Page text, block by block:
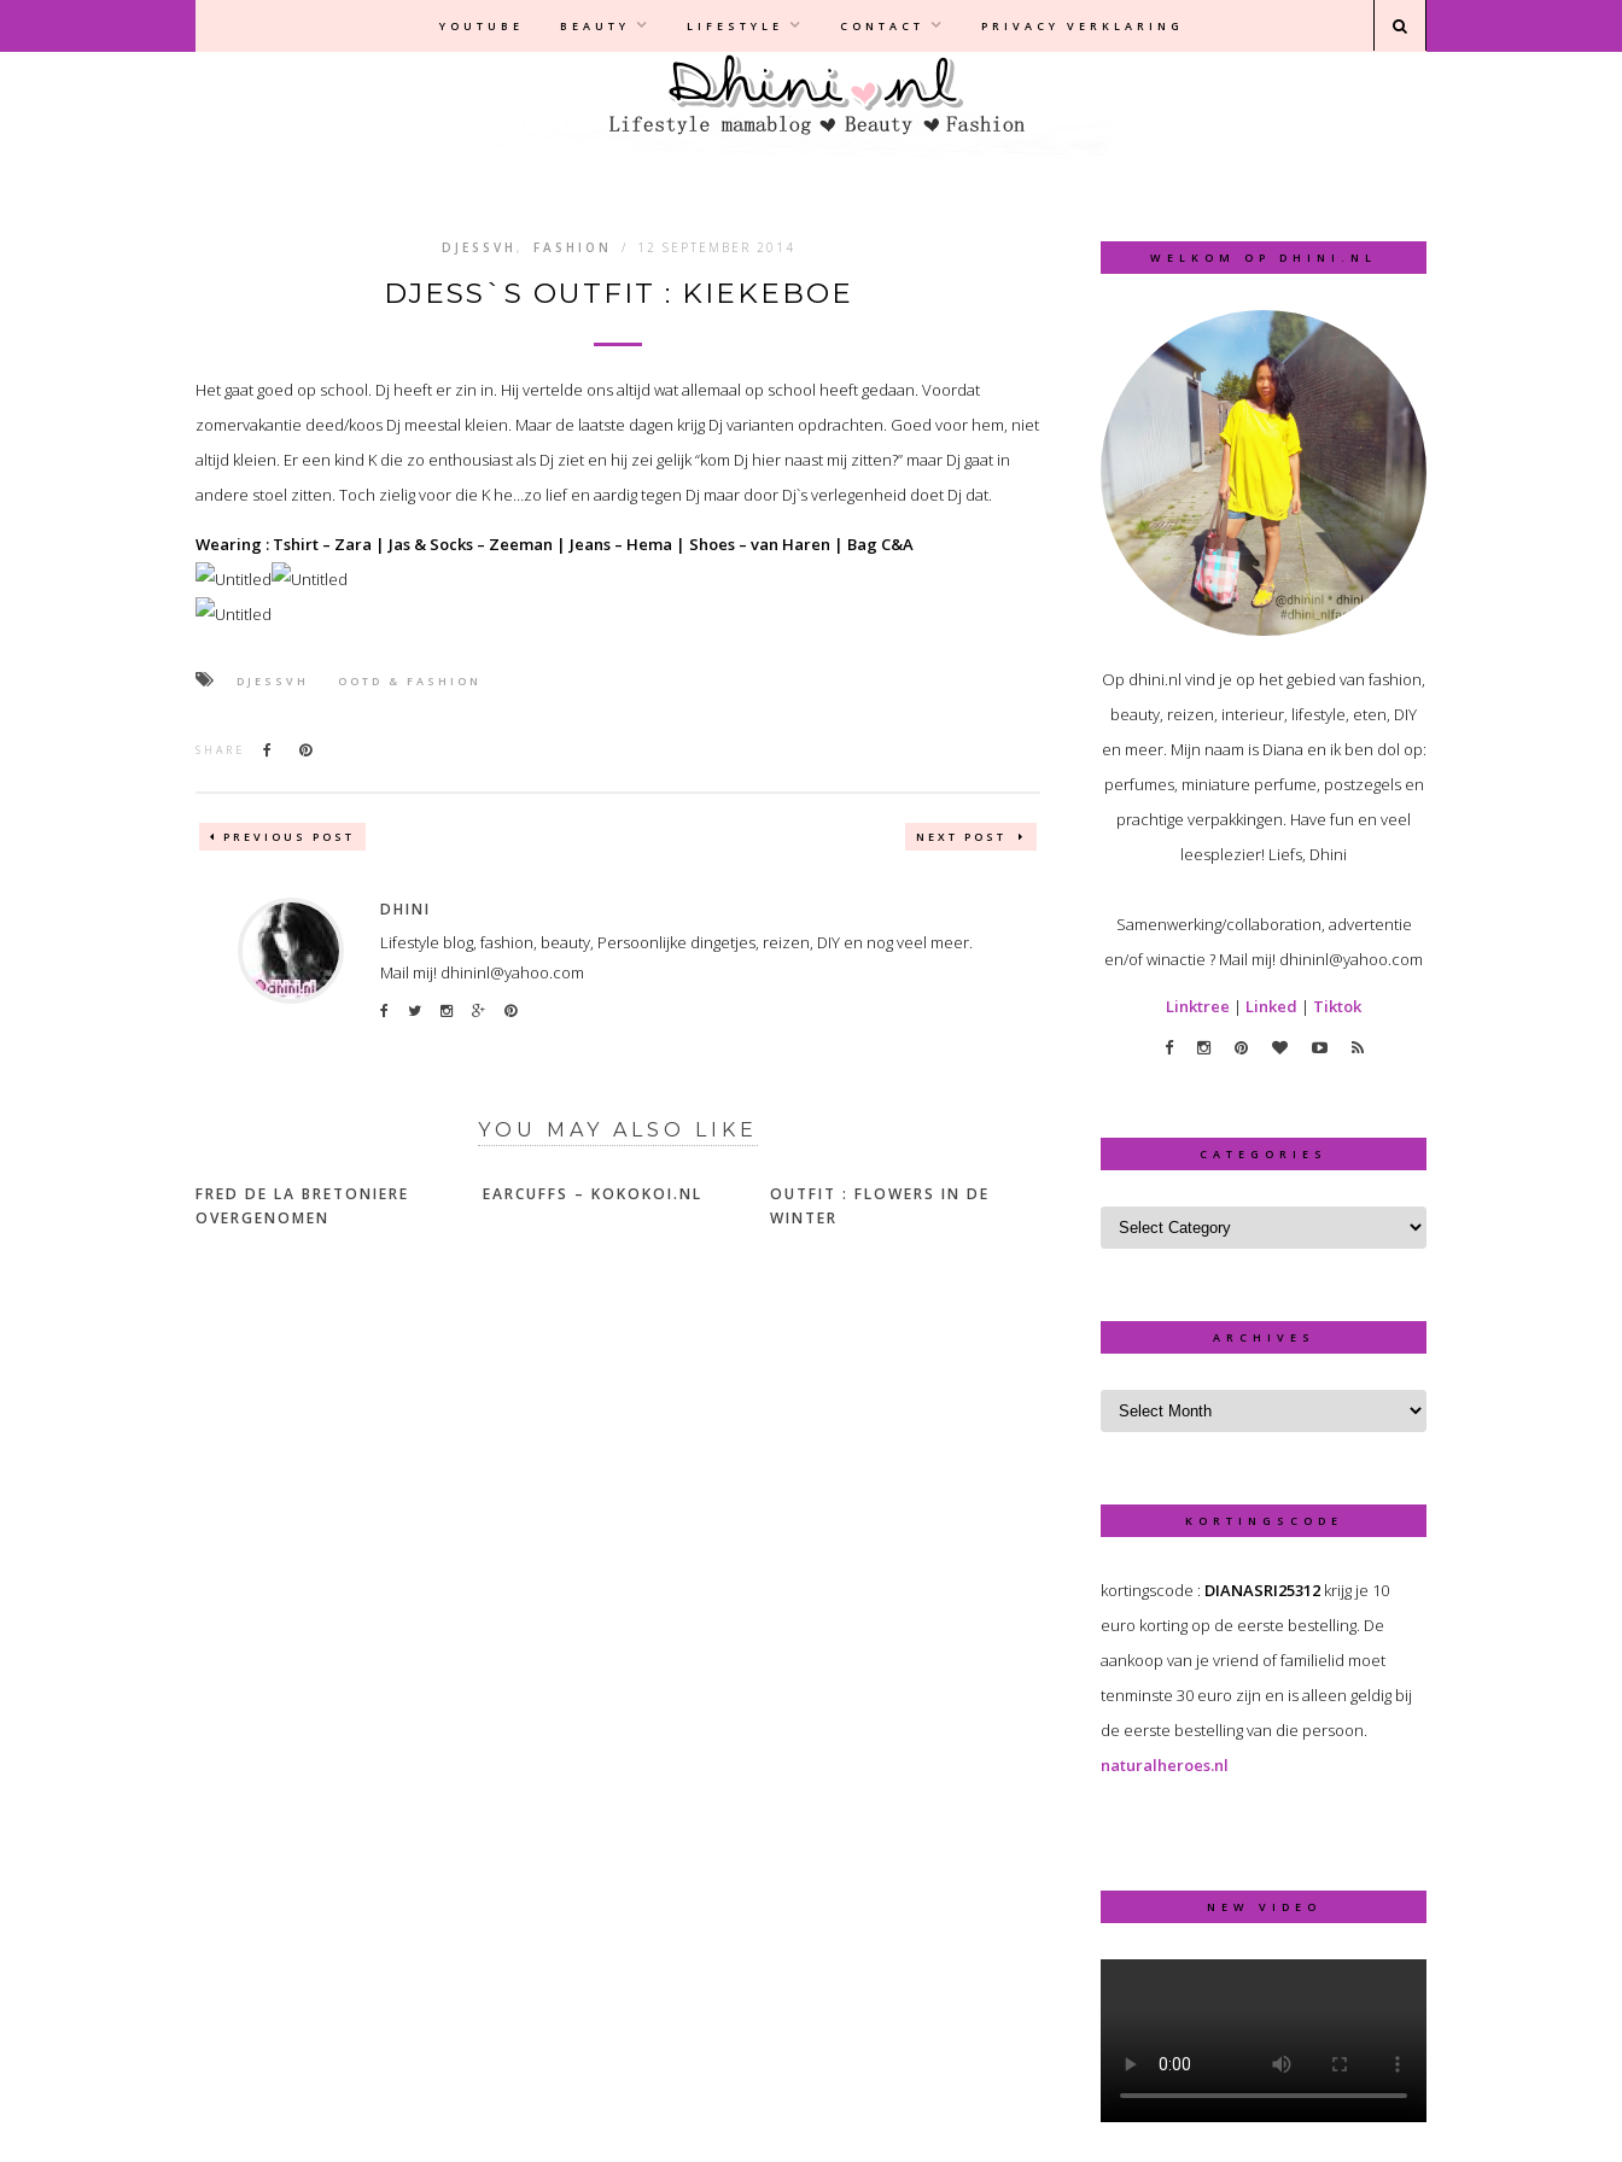
YOUTUBE BEAUTY LIFESTYLE CONTACT PRIVACY VERKLARING
Privacyverklaring |Disclaimer
DJESSVH , FASHION / 12 SEPTEMBER 2014
DJESS`S OUTFIT : KIEKEBOE
Het gaat goed op school. Dj heeft er zin in. Hij vertelde ons altijd wat allemaal op school heeft gedaan. Voordat
zomervakantie deed/koos Dj meestal kleien. Maar de laatste dagen krijg Dj varianten opdrachten. Goed voor hem, niet
altijd kleien. Er een kind K die zo enthousiast als Dj ziet en hij zei gelijk “kom Dj hier naast mij zitten?” maar Dj gaat in
andere stoel zitten. Toch zielig voor die K he…zo lief en aardig tegen Dj maar door Dj`s verlegenheid doet Dj dat.
Wearing : Tshirt – Zara | Jas & Socks – Zeeman | Jeans – Hema | Shoes – van Haren | Bag C&A
DJESSVH OOTD & FASHION
SHARE
PREVIOUS POST NEXT POST
DHINI
Lifestyle blog, fashion, beauty, Persoonlijke dingetjes, reizen, DIY en nog veel meer.
Mail mij! dhininl@yahoo.com
YOU MAY ALSO LIKE
FRED DE LA BRETONIERE
OVERGENOMEN
EARCUFFS – KOKOKOI.NL
OUTFIT : FLOWERS IN DE
WINTER
WELKOM OP DHINI.NL
Op dhini.nl vind je op het gebied van fashion,
beauty, reizen, interieur, lifestyle, eten, DIY
en meer. Mijn naam is Diana en ik ben dol op:
perfumes, miniature perfume, postzegels en
prachtige verpakkingen. Have fun en veel
leesplezier! Liefs, Dhini
Samenwerking/collaboration, advertentie
en/of winactie ? Mail mij! dhininl@yahoo.com
Linktree | Linked | Tiktok
CATEGORIES
ARCHIVES
KORTINGSCODE
kortingscode : DIANASRI25312 krijg je 10
euro korting op de eerste bestelling. De
aankoop van je vriend of familielid moet
tenminste 30 euro zijn en is alleen geldig bij
de eerste bestelling van die persoon.
naturalheroes.nl
NEW VIDEO